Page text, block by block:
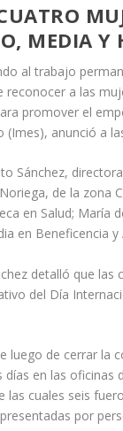
MEDIA Y
al trabajo
reconocer a las
promover el
(Imes), anunció a
Sánchez,
de la zona
en Salud; María
en Beneficencia y
detalló que
del Día
luego de cerrar la
días en las oficinas
las cuales seis
por